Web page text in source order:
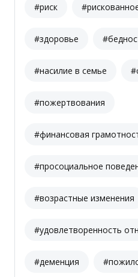
#риск
#здоровье
#насилие в семье
#пожертвования
#финансовая
#просоциальное
#возрастные изменения
#удовлетворенность
#деменция